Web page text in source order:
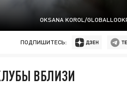
OKSANA KOROL/
ПОДПИШИТЕСЬ:
ВБЛИЗИ